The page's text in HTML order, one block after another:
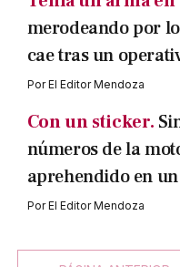
merodeando por
cae tras un
PorEl Editor Mendoza
Con un sticker.
números de la
aprehendido en
PorEl Editor Mendoza